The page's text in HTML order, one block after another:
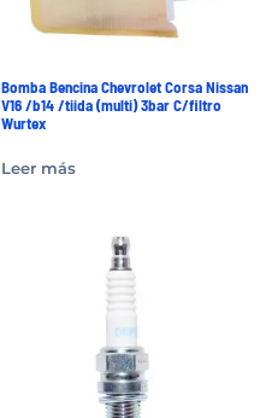
Bomba Bencina Chevrolet Corsa Nissan
V16 /b14 /tiida (multi) 3bar C/filtro
Wurtex
Leer más